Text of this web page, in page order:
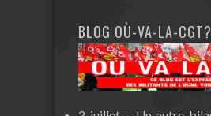
BLOG OÙ-VA-LA-CGT?